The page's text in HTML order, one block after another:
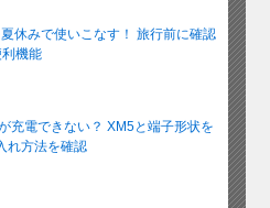
休みで使いこなす！ 旅行前に確認
機能
充電できない？ XM5と端子形状を
れ方法を確認